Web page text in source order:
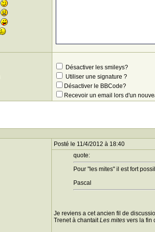
Désactiver les smileys?
Utiliser une signature ?
Désactiver le BBCode?
Recevoir un email lors d'un
Posté le 11/4/2012 à 18:40
quote:
Pour "les mites" il est fort
Pascal
Je reviens a cet ancien fil de
Trenet à chantaitLes mitesvers la fin